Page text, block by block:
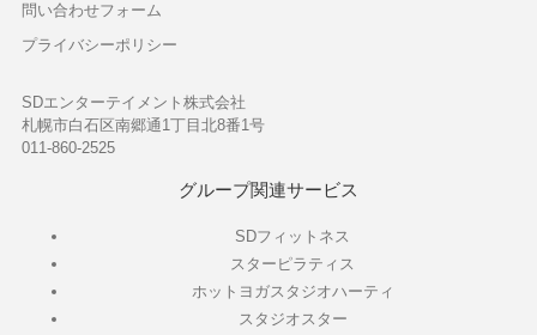
問い合わせフォーム
プライバシーポリシー
SDエンターテイメント株式会社
札幌市白石区南郷通1丁目北8番1号
011-860-2525
グループ関連サービス
SDフィットネス
スターピラティス
ホットヨガスタジオハーティ
スタジオスター